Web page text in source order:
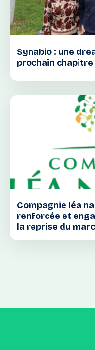
Synabio : une
prochain chapitre
Compagnie léa
renforcée et
la reprise du